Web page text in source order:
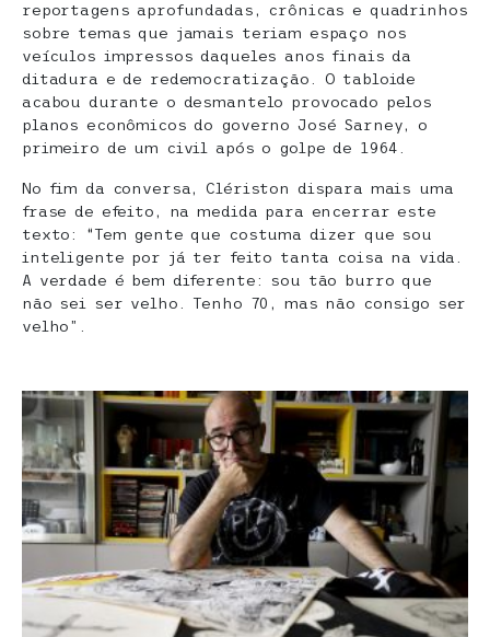
reportagens aprofundadas, crônicas e quadrinhos
sobre temas que jamais teriam espaço nos
veículos impressos daqueles anos finais da
ditadura e de redemocratização. O tabloide
acabou durante o desmantelo provocado pelos
planos econômicos do governo José Sarney, o
primeiro de um civil após o golpe de 1964.
No fim da conversa, Clériston dispara mais uma
frase de efeito, na medida para encerrar este
texto: “Tem gente que costuma dizer que sou
inteligente por já ter feito tanta coisa na vida.
A verdade é bem diferente: sou tão burro que
não sei ser velho. Tenho 70, mas não consigo ser
velho”.